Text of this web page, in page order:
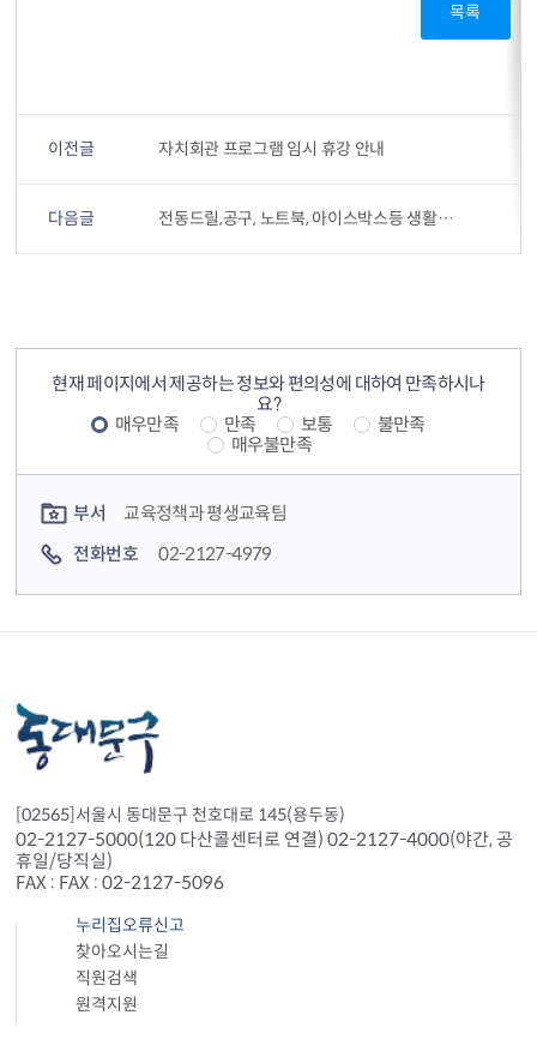
목록
이전글 자치회관 프로그램 임시 휴강 안내
다음글 전동드릴,공구, 노트북, 아이스박스등 생활용품 이젠 주민센터서 빌려쓰세요
현재 페이지에서 제공하는 정보와 편의성에 대하여 만족하시나
요?
매우만족
만족 보통
불만족
매우불만족
부서
교육정책과 평생교육팀
전화번호
02-2127-4979
[02565]서울시 동대문구 천호대로 145(용두동)
02-2127-5000(120 다산콜센터로 연결) 02-2127-4000(야간, 공
휴일/당직실)
FAX : FAX : 02-2127-5096
누리집오류신고
찾아오시는길
직원검색
원격지원